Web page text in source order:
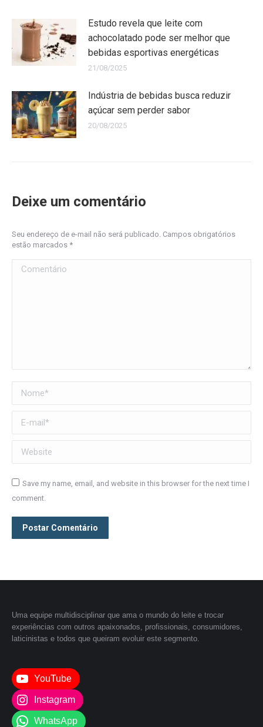
Estudo revela que leite com
achocolatado pode ser melhor que
bebidas esportivas energéticas
21/08/2025
Indústria de bebidas busca reduzir
açúcar sem perder sabor
20/08/2025
Deixe um comentário
Seu endereço de e-mail não será publicado. Campos obrigatórios
estão marcados *
Comentário
Nome *
E-mail *
Website
Save my name, email, and website in this browser for the next time I
comment.
Postar Comentário
Uma equipe multidisciplinar que ama o mundo do leite e trocar
experiências com outros apaixonados, profissionais, consumidores,
laticinistas e todos que queiram evoluir este segmento.
YouTube
Instagram
WhatsApp